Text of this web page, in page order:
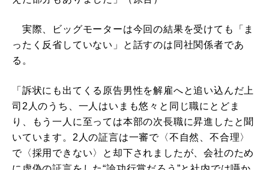
実際、ビッグモーターは今回の結果を受けても「ま
ったく反省していない」と話すのは同社関係者であ
る。
「訴状にも出てくる原告男性を解雇へと追い込んだ上
司2人のうち、一人はいまも悠々と同じ職にとどま
り、もう一人に至っては本部の次長職に昇進したと聞
いています。2人の証言は一審で〈不自然、不合理〉
で〈採用できない〉と却下されましたが、会社のため